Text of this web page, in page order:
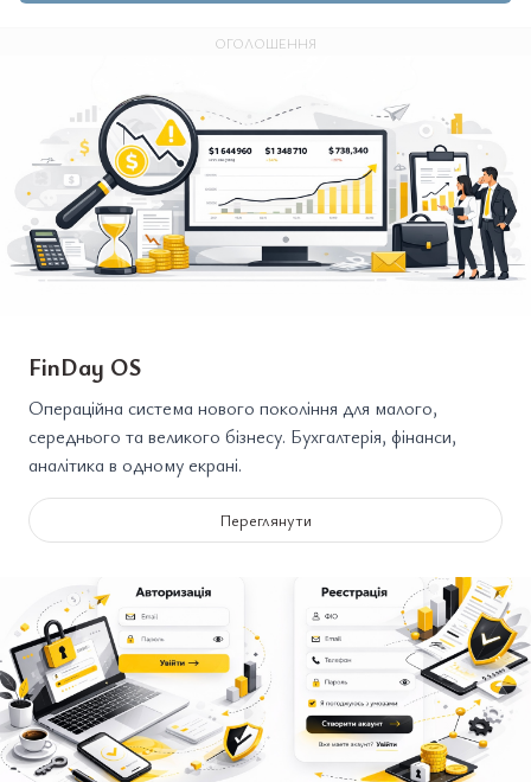
ОГОЛОШЕННЯ
FinDay OS
Операційна система нового покоління для малого,
середнього та великого бізнесу. Бухгалтерія, фінанси,
аналітика в одному екрані.
Переглянути